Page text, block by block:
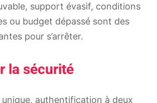
support évasif, conditions
ou budget dépassé sont des
pour s’arrêter.
la sécurité
authentification à deux